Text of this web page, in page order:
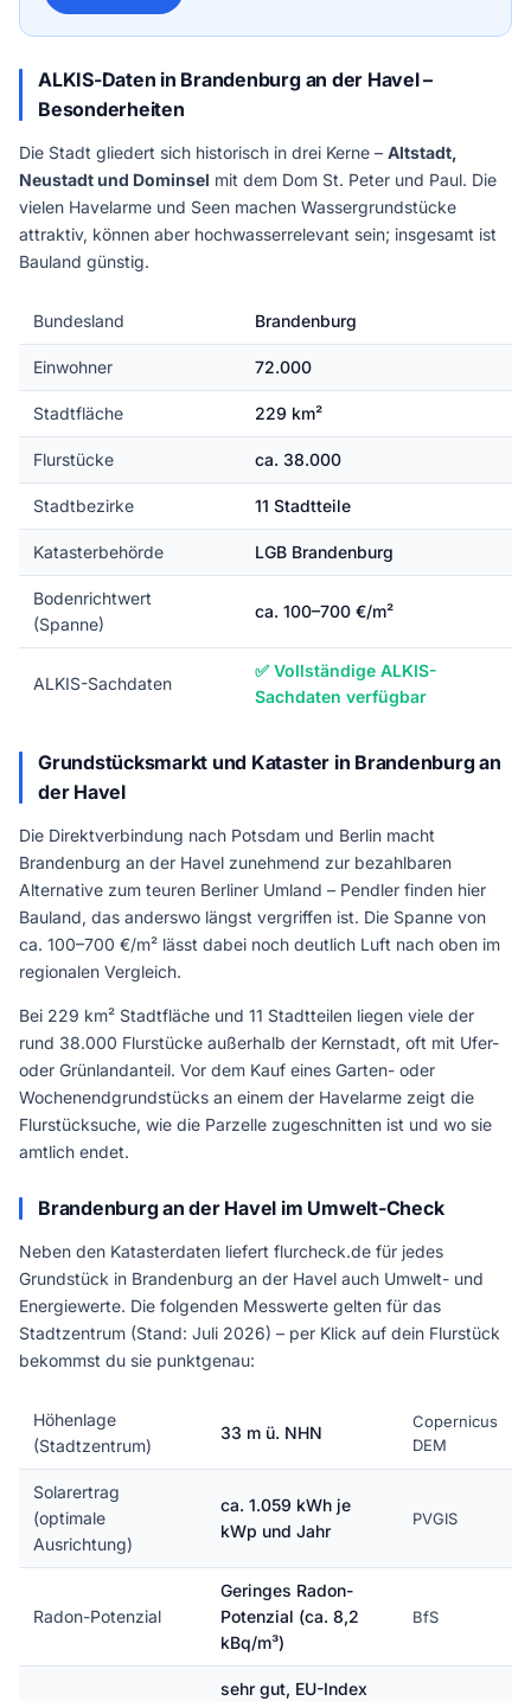
ALKIS-Daten in Brandenburg an der Havel –
Besonderheiten
Die Stadt gliedert sich historisch in drei Kerne – Altstadt,
Neustadt und Dominsel mit dem Dom St. Peter und Paul. Die
vielen Havelarme und Seen machen Wassergrundstücke
attraktiv, können aber hochwasserrelevant sein; insgesamt ist
Bauland günstig.
Bundesland Brandenburg
Einwohner 72.000
Stadtfläche 229 km²
Flurstücke ca. 38.000
Stadtbezirke 11 Stadtteile
Katasterbehörde LGB Brandenburg
Bodenrichtwert
(Spanne)
ca. 100–700 €/m²
ALKIS-Sachdaten
✅ Vollständige ALKIS-
Sachdaten verfügbar
Grundstücksmarkt und Kataster in Brandenburg an
der Havel
Die Direktverbindung nach Potsdam und Berlin macht
Brandenburg an der Havel zunehmend zur bezahlbaren
Alternative zum teuren Berliner Umland – Pendler finden hier
Bauland, das anderswo längst vergriffen ist. Die Spanne von
ca. 100–700 €/m² lässt dabei noch deutlich Luft nach oben im
regionalen Vergleich.
Bei 229 km² Stadtfläche und 11 Stadtteilen liegen viele der
rund 38.000 Flurstücke außerhalb der Kernstadt, oft mit Ufer-
oder Grünlandanteil. Vor dem Kauf eines Garten- oder
Wochenendgrundstücks an einem der Havelarme zeigt die
Flurstücksuche, wie die Parzelle zugeschnitten ist und wo sie
amtlich endet.
Brandenburg an der Havel im Umwelt-Check
Neben den Katasterdaten liefert flurcheck.de für jedes
Grundstück in Brandenburg an der Havel auch Umwelt- und
Energiewerte. Die folgenden Messwerte gelten für das
Stadtzentrum (Stand: Juli 2026) – per Klick auf dein Flurstück
bekommst du sie punktgenau:
Höhenlage
(Stadtzentrum)
33 m ü. NHN
Copernicus
DEM
Solarertrag
(optimale
Ausrichtung)
ca. 1.059 kWh je
kWp und Jahr
PVGIS
Radon-Potenzial
Geringes Radon-
Potenzial (ca. 8,2
kBq/m³)
BfS
sehr gut, EU-Index